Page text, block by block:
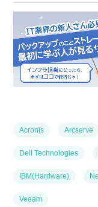
Acronis Arcserve
Dell Technologies
IBM(Hardware)
Veeam